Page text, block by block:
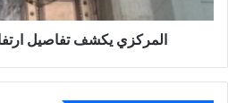
المركزي يكشف تفاصيل